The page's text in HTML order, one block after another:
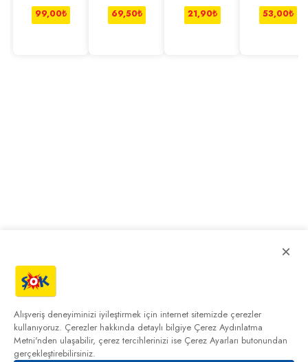
99,00₺
69,50₺
21,90₺
53,00₺
×
Alışveriş deneyiminizi iyileştirmek için internet sitemizde çerezler
kullanıyoruz. Çerezler hakkında detaylı bilgiye Çerez Aydınlatma
Metni'nden ulaşabilir, çerez tercihlerinizi ise Çerez Ayarları butonundan
gerçekleştirebilirsiniz.